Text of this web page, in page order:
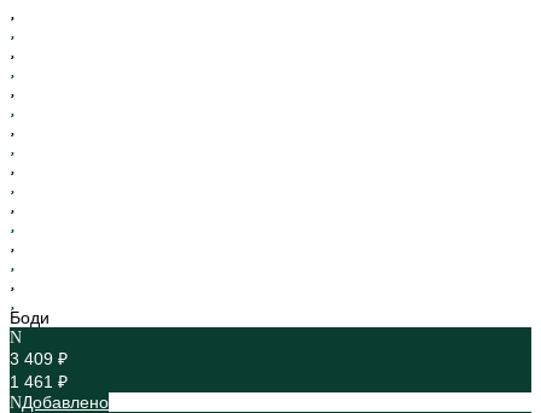
Боди
3 409 ₽
1 461 ₽
Добавлено